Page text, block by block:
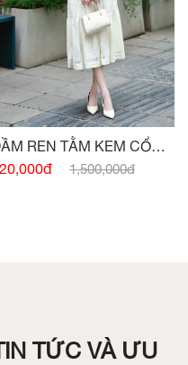
REN TẰM KEM CỔ
1,500,000đ
TỨC VÀ ƯU